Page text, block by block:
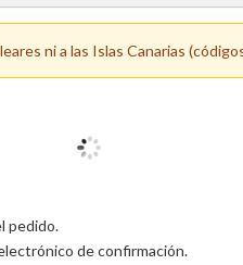
ni a las Islas Canarias
pedido.
de confirmación.